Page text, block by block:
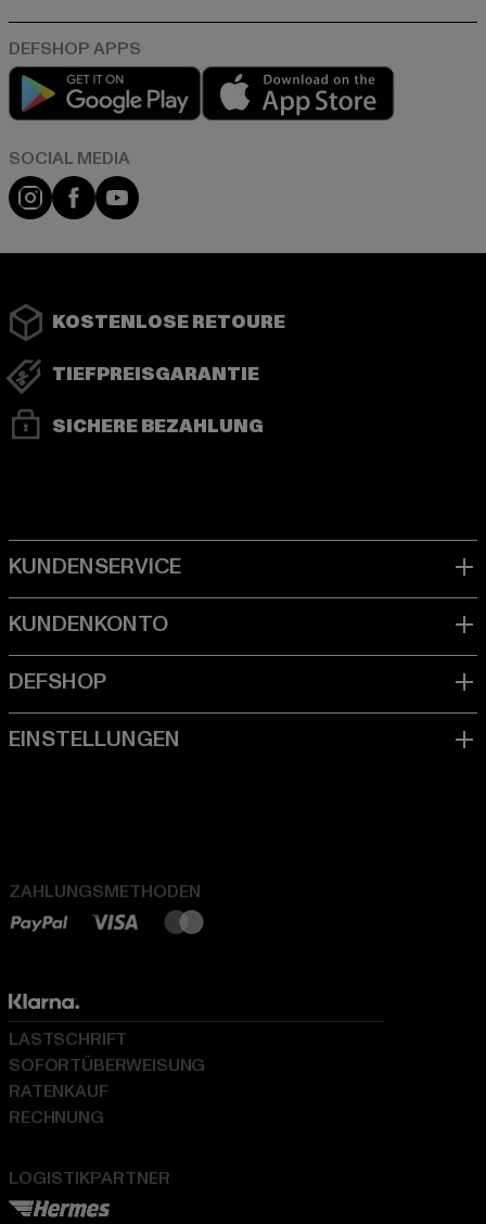
Play market
Instagram
FacebookYouTube
KOSTENLOSE RETOURE
TIEFPREISGARANTIE
SICHERE BEZAHLUNG
ZAHLUNGSMETHODEN
LOGISTIKPARTNER
LASTSCHRIFT
SOFORTÜBERWEISUNG
RATENKAUF
RECHNUNG